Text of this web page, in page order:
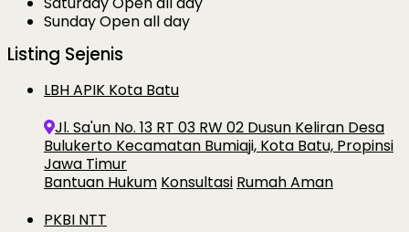
SundayOpen all day
Listing Sejenis
LBH APIK Kota Batu
Jl. Sa'un No. 13 RT 03 RW 02 Dusun Keliran Desa
Bulukerto Kecamatan Bumiaji, Kota Batu, Propinsi
Jawa Timur
Bantuan Hukum Konsultasi Rumah Aman
PKBI NTT